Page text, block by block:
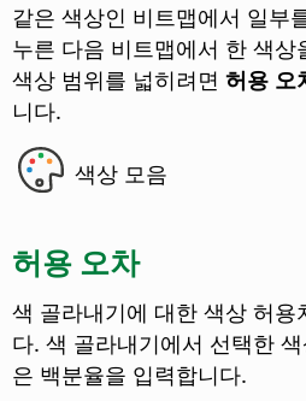
같은 색상인 비트맵에서 일부
누른 다음 비트맵에서 한 색
색상 범위를 넓히려면 허용 오
니다.
색상 모음
허용 오차
색 골라내기에 대한 색상 허용
다. 색 골라내기에서 선택한
은 백분율을 입력합니다.